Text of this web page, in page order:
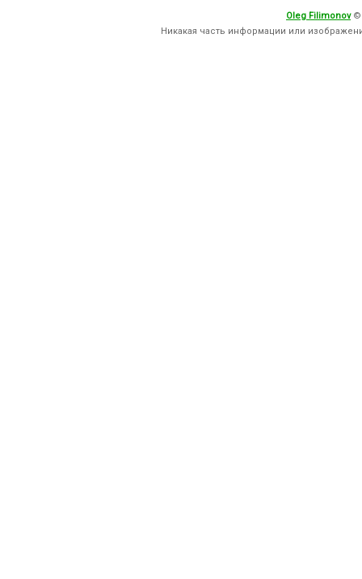
Oleg Filimonov ©
Никакая часть информации или